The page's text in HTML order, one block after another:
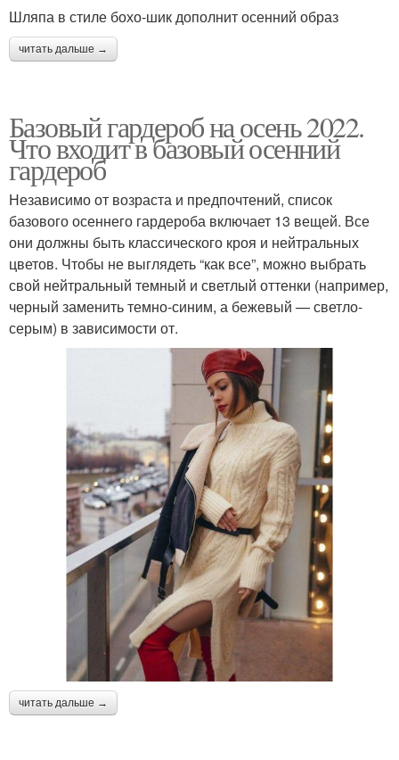
Шляпа в стиле бохо-шик дополнит осенний образ
читать дальше →
Базовый гардероб на осень 2022.
Что входит в базовый осенний
гардероб
Независимо от возраста и предпочтений, список
базового осеннего гардероба включает 13 вещей. Все
они должны быть классического кроя и нейтральных
цветов. Чтобы не выглядеть “как все”, можно выбрать
свой нейтральный темный и светлый оттенки (например,
черный заменить темно-синим, а бежевый — светло-
серым) в зависимости от.
читать дальше →